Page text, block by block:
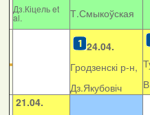
Дз.Кіцель et
al.
Т.Смыкоўская
24.04.
Гродзенскі р-н,
Дз.Якубовіч
21.04.